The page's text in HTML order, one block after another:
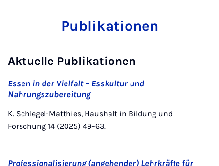
Publikationen
Aktuelle Publikationen
Essen in der Vielfalt – Esskultur und
Nahrungszubereitung
K. Schlegel-Matthies, Haushalt in Bildung und
Forschung 14 (2025) 49–63.
Professionalisierung (angehender) Lehrkräfte für